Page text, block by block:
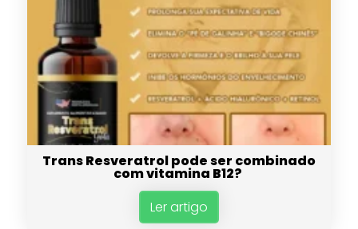
Trans Resveratrol pode ser combinado
com vitamina B12?
Ler artigo